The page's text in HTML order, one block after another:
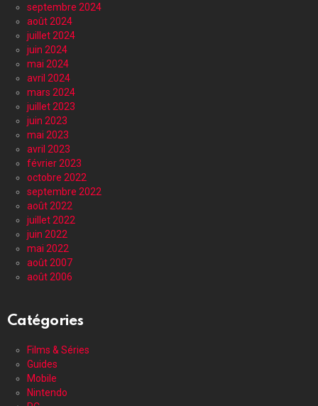
septembre 2024
août 2024
juillet 2024
juin 2024
mai 2024
avril 2024
mars 2024
juillet 2023
juin 2023
mai 2023
avril 2023
février 2023
octobre 2022
septembre 2022
août 2022
juillet 2022
juin 2022
mai 2022
août 2007
août 2006
Catégories
Films & Séries
Guides
Mobile
Nintendo